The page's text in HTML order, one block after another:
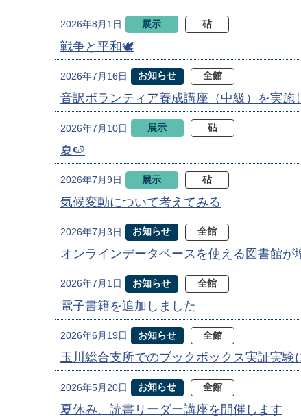
2026年8月1日 展示 砧
戦争と平和🕊
2026年7月16日 お知らせ 全館
音訳ボランティア養成講座（中級）を実施
2026年7月10日 展示 砧
夏🍉
2026年7月9日 展示 砧
気候変動について考えてみる
2026年7月3日 お知らせ 全館
オンラインデータベースを使える図書館が
2026年7月1日 お知らせ 全館
電子書籍を追加しました
2026年6月19日 お知らせ 全館
玉川総合支所でのブックボックス実証実験
2026年5月20日 お知らせ 全館
夏休み、読書リーダー講座を開催します